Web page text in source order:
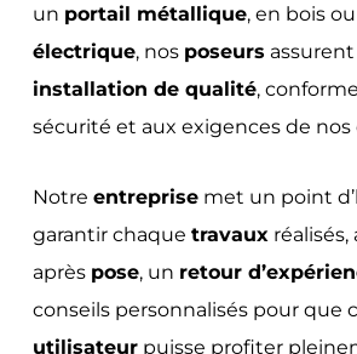
un portail métallique, en bois
électrique, nos poseurs
installation de qualité,
sécurité et aux exigences de nos
Notre entreprisemet un point
garantir chaque travauxréalisés,
après pose, un retour
conseils personnalisés pour que
utilisateurpuisse profiter